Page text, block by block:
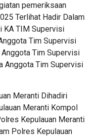
pemeriksaan
Terlihat Hadir Dalam
KA TIM Supervisi
Tim Supervisi
Anggota Tim Supervisi
Anggota Tim Supervisi
Meranti Dihadiri
Meranti Kompol
Kepulauan Meranti
Polres Kepulauan